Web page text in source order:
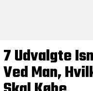
7 Udvalgte
Ved Man,